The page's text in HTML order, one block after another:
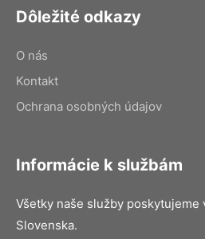
Dôležité odkazy
O nás
Kontakt
Ochrana osobných údajov
Informácie k službám
Všetky naše služby poskytujeme
Slovenska.